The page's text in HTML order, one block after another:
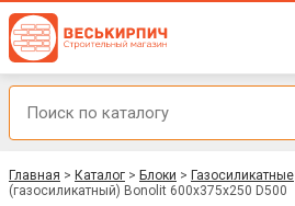
Главная > Каталог > Блоки > Газосиликатные
(газосиликатный) Bonolit 600x375x250 D500